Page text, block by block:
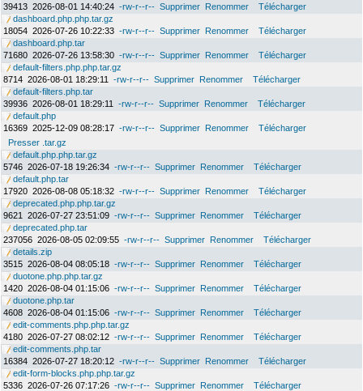
39413 2026-08-01 14:40:24 -rw-r--r-- Supprimer Renommer
Télécharger
dashboard.php.php.tar.gz
18054 2026-07-26 10:22:33 -rw-r--r-- Supprimer Renommer
Télécharger
dashboard.php.tar
71680 2026-07-26 13:58:30 -rw-r--r-- Supprimer Renommer
Télécharger
default-filters.php.php.tar.gz
8714 2026-08-01 18:29:11 -rw-r--r-- Supprimer Renommer
Télécharger
default-filters.php.tar
39936 2026-08-01 18:29:11 -rw-r--r-- Supprimer Renommer
Télécharger
default.php
16369 2025-12-09 08:28:17 -rw-r--r-- Supprimer Renommer
Télécharger
Presser .tar.gz
default.php.php.tar.gz
5746 2026-07-18 19:26:34 -rw-r--r-- Supprimer Renommer
Télécharger
default.php.tar
17920 2026-08-08 05:18:32 -rw-r--r-- Supprimer Renommer
Télécharger
deprecated.php.php.tar.gz
9621
2026-07-27 23:51:09 -rw-r--r-- Supprimer Renommer
Télécharger
deprecated.php.tar
237056 2026-08-05 02:09:55 -rw-r--r-- Supprimer Renommer
Télécharger
details.zip
3515 2026-08-04 08:05:18 -rw-r--r-- Supprimer Renommer
Télécharger
duotone.php.php.tar.gz
1420 2026-08-04 01:15:06 -rw-r--r-- Supprimer Renommer
Télécharger
duotone.php.tar
4608 2026-08-04 01:15:06 -rw-r--r-- Supprimer Renommer
Télécharger
edit-comments.php.php.tar.gz
4180 2026-07-27 08:02:12 -rw-r--r-- Supprimer Renommer
Télécharger
edit-comments.php.tar
16384 2026-07-27 18:20:12 -rw-r--r-- Supprimer Renommer
Télécharger
edit-form-blocks.php.php.tar.gz
5336 2026-07-26 07:17:26 -rw-r--r-- Supprimer Renommer
Télécharger